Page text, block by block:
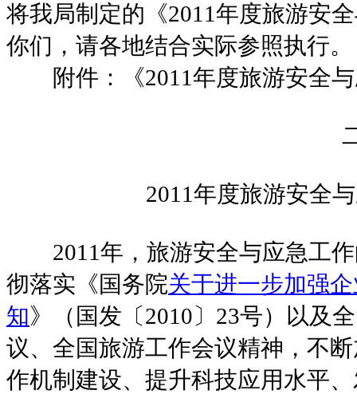
将我局制定的《2011年度旅游安
你们，请各地结合实际参照执行。
附件：《2011年度旅游安全与
二○
2011年度旅游安全与
2011年，旅游安全与应急工作
彻落实《国务院关于进一步加强
知》（国发〔2010〕23号）以及
议、全国旅游工作会议精神，不
作机制建设、提升科技应用水平